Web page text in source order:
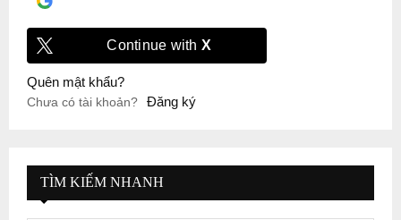
Continue with X
Quên mật khẩu?
Chưa có tài khoản? Đăng ký
TÌM KIẾM NHANH